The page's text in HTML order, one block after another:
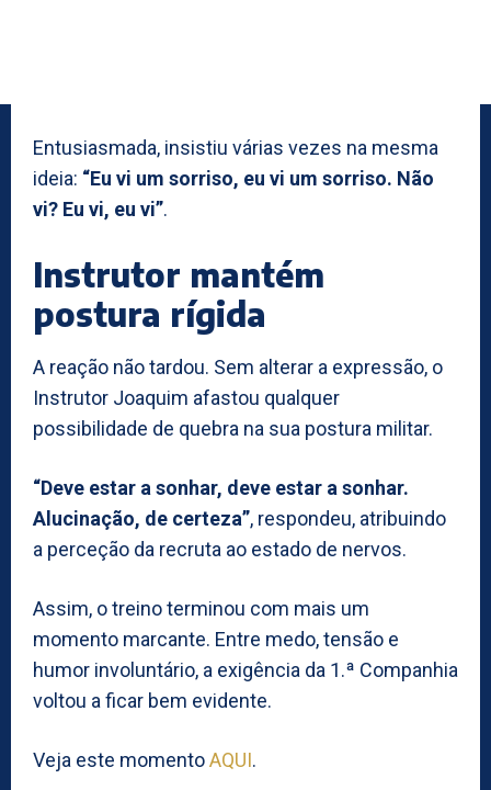
Entusiasmada, insistiu várias vezes na mesma
ideia: “Eu vi um sorriso, eu vi um sorriso. Não
vi? Eu vi, eu vi”.
Instrutor mantém
postura rígida
A reação não tardou. Sem alterar a expressão, o
Instrutor Joaquim afastou qualquer
possibilidade de quebra na sua postura militar.
“Deve estar a sonhar, deve estar a sonhar.
Alucinação, de certeza”, respondeu, atribuindo
a perceção da recruta ao estado de nervos.
Assim, o treino terminou com mais um
momento marcante. Entre medo, tensão e
humor involuntário, a exigência da 1.ª Companhia
voltou a ficar bem evidente.
Veja este momentoAQUI.